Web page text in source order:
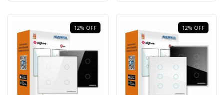
12% OFF 12% OFF